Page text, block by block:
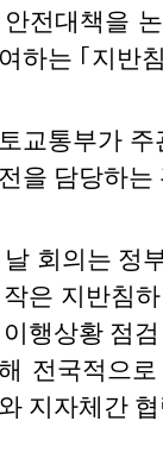
안전대책을
하는 ｢지반
교통부가
을 담당하는
날 회의는 정
작은 지반침
행상황 점
전국적으
지자체간